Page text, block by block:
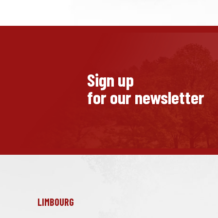
Sign up
for our newsletter
LIMBOURG